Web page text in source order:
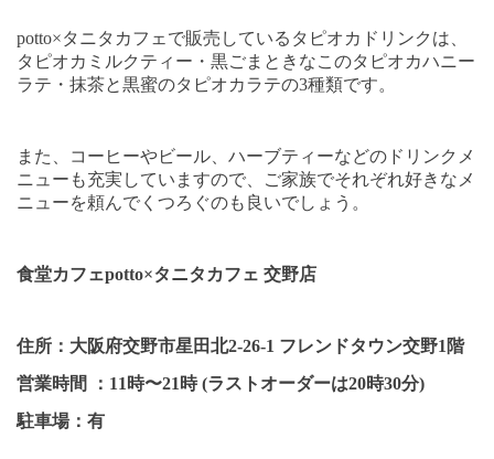
potto×タニタカフェで販売しているタピオカドリンクは、
タピオカミルクティー・黒ごまときなこのタピオカハニー
ラテ・抹茶と黒蜜のタピオカラテの3種類です。
また、コーヒーやビール、ハーブティーなどのドリンクメ
ニューも充実していますので、ご家族でそれぞれ好きなメ
ニューを頼んでくつろぐのも良いでしょう。
食堂カフェpotto×タニタカフェ 交野店
住所：大阪府交野市星田北2-26-1 フレンドタウン交野1 階
営業時間 ： 11 時〜21 時(ラストオーダーは20時30分)
駐車場：有